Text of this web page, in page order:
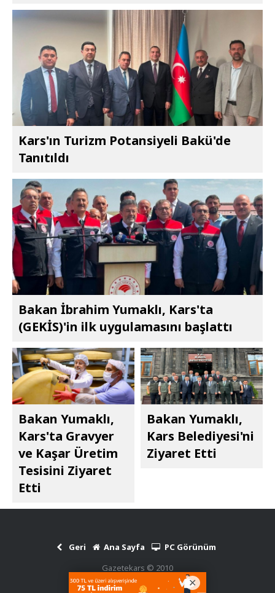
Kars'ın Turizm Potansiyeli Bakü'de
Tanıtıldı
Bakan İbrahim Yumaklı, Kars'ta
(GEKİS)'in ilk uygulamasını başlattı
Bakan Yumaklı,
Kars'ta Gravyer
ve Kaşar Üretim
Tesisini Ziyaret
Etti
Bakan Yumaklı,
Kars Belediyesi'ni
Ziyaret Etti
Geri Ana Sayfa
PC Görünüm
Gazetekars © 2010
Haber Scripti